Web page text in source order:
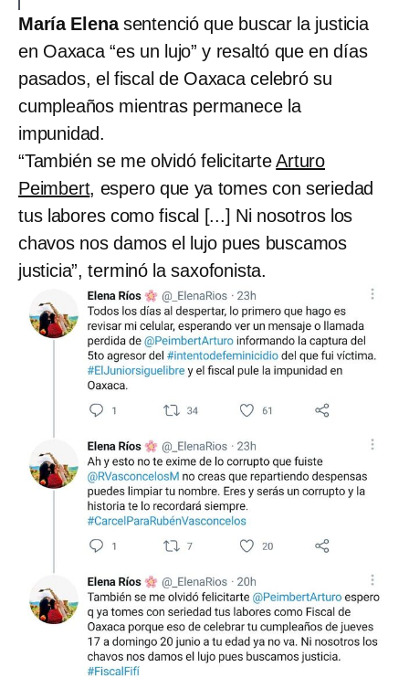
María Elenasentenció que buscar la justicia
en Oaxaca “es un lujo” y resaltó que en días
pasados, el fiscal de Oaxaca celebró su
cumpleaños mientras permanece la
impunidad.
“También se me olvidó felicitarteArturo
Peimbert, espero que ya tomes con seriedad
tus labores como fiscal [...] Ni nosotros los
chavos nos damos el lujo pues buscamos
justicia”, terminó la saxofonista.